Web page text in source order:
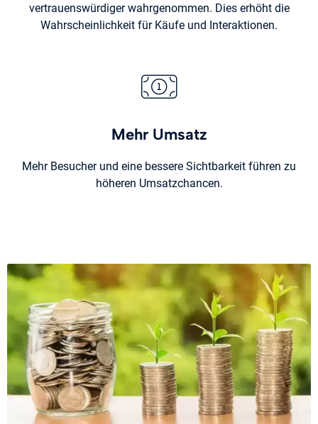
vertrauenswürdiger wahrgenommen. Dies erhöht die
Wahrscheinlichkeit für Käufe und Interaktionen.
Mehr Umsatz
Mehr Besucher und eine bessere Sichtbarkeit führen zu
höheren Umsatzchancen.